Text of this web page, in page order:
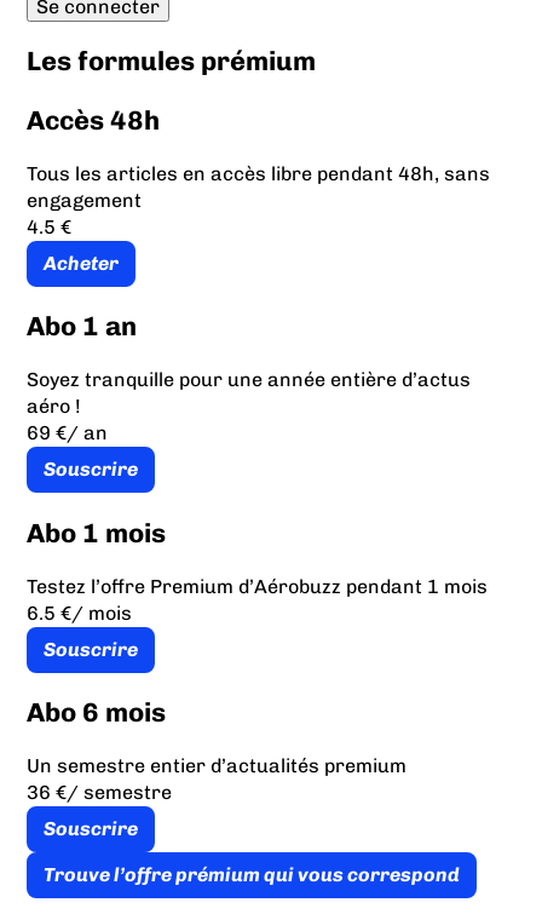
Les formules prémium
Accès 48h
Tous les articles en accès libre pendant 48h, sans
engagement
4.5 €
Acheter
Abo 1 an
Soyez tranquille pour une année entière d’actus
aéro !
69 €/ an
Souscrire
Abo 1 mois
Testez l’offre Premium d’Aérobuzz pendant 1 mois
6.5 €/ mois
Souscrire
Abo 6 mois
Un semestre entier d’actualités premium
36 €/ semestre
Souscrire
Trouve l’offre prémium qui vous correspond